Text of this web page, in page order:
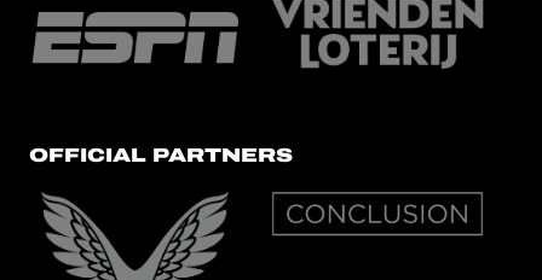
OFFICIAL PARTNERS